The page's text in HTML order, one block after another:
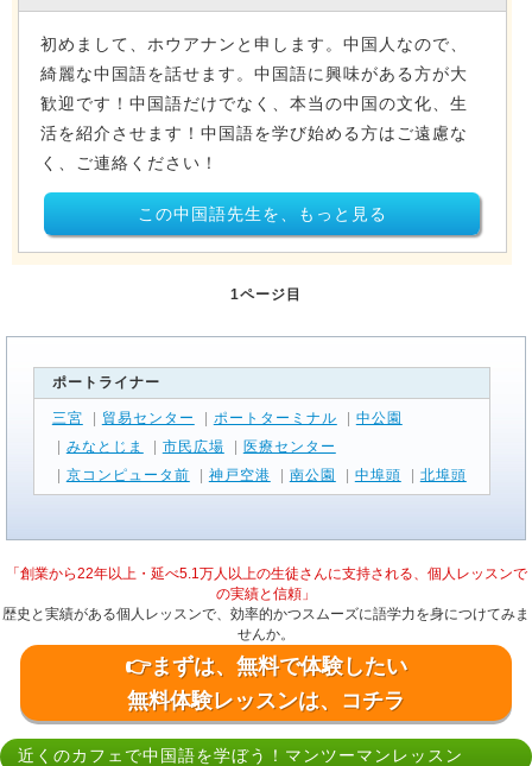
初めまして、ホウアナンと申します。中国人なので、
綺麗な中国語を話せます。中国語に興味がある方が大
歓迎です！中国語だけでなく、本当の中国の文化、生
活を紹介させます！中国語を学び始める方はご遠慮な
く、ご連絡ください！
この中国語先生を、もっと見る
1ページ目
ポートライナー
三宮 | 貿易センター | ポートターミナル | 中公園
| みなとじま | 市民広場 | 医療センター
| 京コンピュータ前 | 神戸空港 | 南公園 | 中埠頭 | 北埠頭
「創業から22年以上・延べ5.1万人以上の生徒さんに支持される、個人レッスンで
の実績と信頼」
歴史と実績がある個人レッスンで、効率的かつスムーズに語学力を身につけてみま
せんか。
👉まずは、無料で体験したい
無料体験レッスンは、コチラ
近くのカフェで中国語を学ぼう！マンツーマンレッスン